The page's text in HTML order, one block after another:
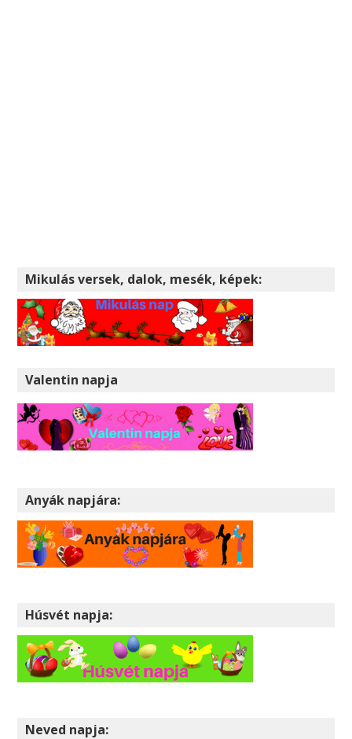
Mikulás versek, dalok, mesék, képek:
Valentin napja
Anyák napjára:
Húsvét napja:
Neved napja: